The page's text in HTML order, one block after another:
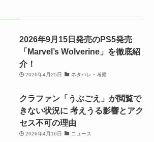
2026年9月15日発売のPS5発売
「Marvel’s Wolverine」を徹底紹
介！
2026年4月25日 ネタバレ・考察
クラファン「うぶごえ」が閲覧で
きない状況に 考えうる影響とアク
セス不可の理由
2026年4月16日 ニュース